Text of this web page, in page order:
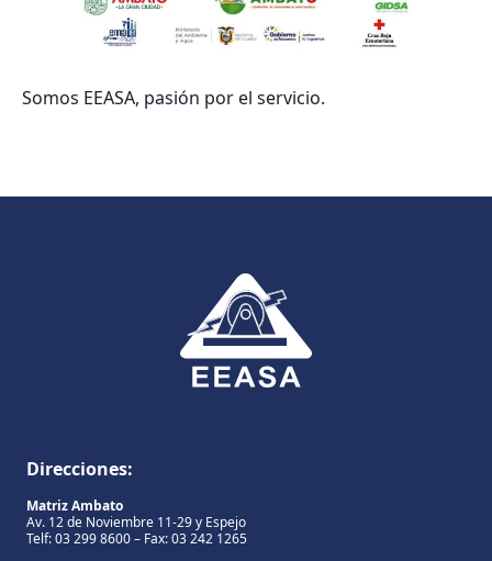
Somos EEASA, pasión por el servicio.
Direcciones:
Matriz Ambato
Av. 12 de Noviembre 11-29 y Espejo
Telf: 03 299 8600 – Fax: 03 242 1265